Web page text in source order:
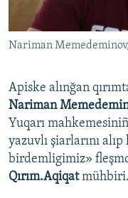
QOŞULIÑIZ!
RFE/RS bütün
Nariman
Apiske alınğan
Nariman
Yuqarı
yazuvlı şiarlarını
birdemligimiz»
Qırım.Aqiqatmühbiri.